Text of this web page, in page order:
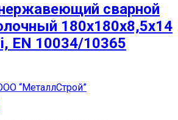
сварной
180х180х8,5х14
EN 10034/10365
“МеталлСтрой”